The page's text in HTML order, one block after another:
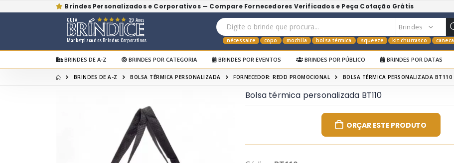
Brindes Personalizados e Corporativos — Compare Fornecedores Verificados e Peça Cotação Grátis
Marketplace dos Brindes Corporativos
GUIA 39 Anos
nécessaire copo mochila bolsa térmica squeeze kit churrasco caneca
BRINDES DE A-Z BRINDES POR CATEGORIA BRINDES POR EVENTOS BRINDES POR PÚBLICO BRINDES POR DATAS
BRINDES DE A-Z BOLSA TÉRMICA PERSONALIZADA FORNECEDOR: REDD PROMOCIONAL BOLSA TÉRMICA PERSONALIZADA BT110
Bolsa térmica personalizada BT110
ORÇAR ESTE PRODUTO